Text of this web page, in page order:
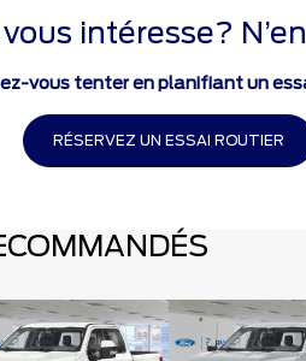
intéresse?
vous tenter en planifiant un
RÉSERVEZ UN ESSAI ROUTIER